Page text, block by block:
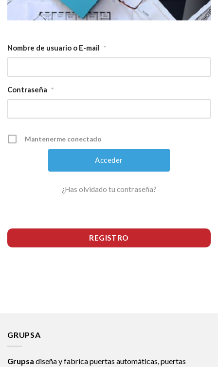
Nombre de usuario o E-mail *
Contraseña *
Mantenerme conectado
¿Has olvidado tu contraseña?
REGISTRO
GRUPSA
Grupsa diseña y fabrica puertas automáticas, puertas